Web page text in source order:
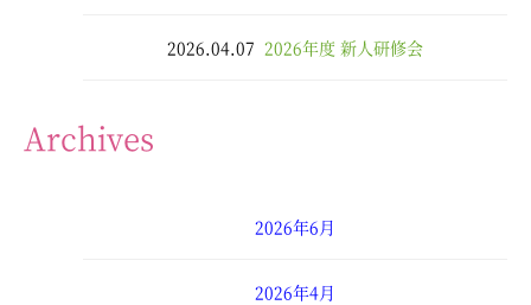
2026.04.07 2026年度 新人研修会
Archives
2026年6月
2026年4月